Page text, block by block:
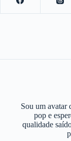
Sou um avatar
pop e
qualidade